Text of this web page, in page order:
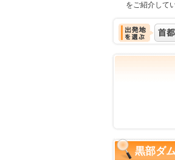
をご紹介して
黒部ダ